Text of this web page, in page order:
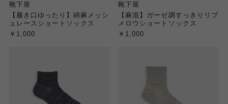
靴下屋
【履き口ゆったり】綿麻メッシ
ュレースショートソックス
￥1,000
靴下屋
【麻混】ガーゼ調すっきりリブ
メロウショートソックス
￥1,000